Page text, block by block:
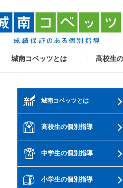
城南コベッツとは 高校生
城南コベッツとは
高校生の個別指導
中学生の個別指導
小学生の個別指導